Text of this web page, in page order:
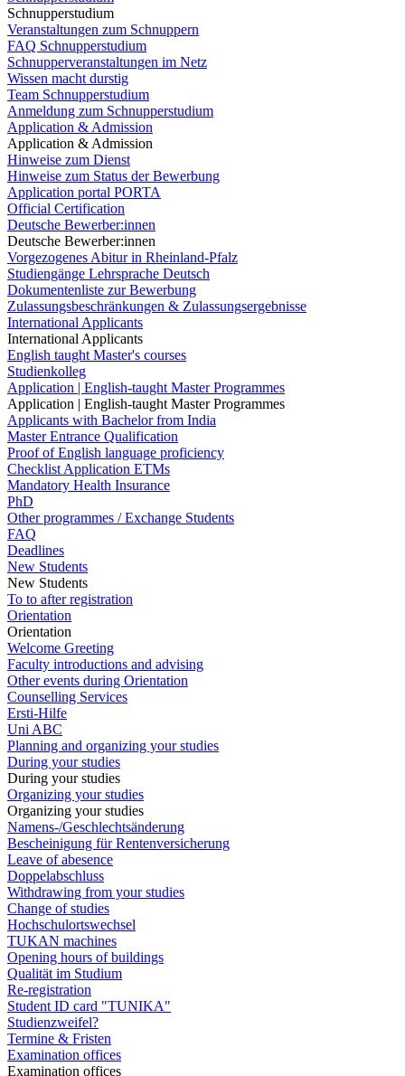
Schnupperstudium
Veranstaltungen zum Schnuppern
FAQ Schnupperstudium
Schnupperveranstaltungen im Netz
Wissen macht durstig
Team Schnupperstudium
Anmeldung zum Schnupperstudium
Application & Admission
Application & Admission
Hinweise zum Dienst
Hinweise zum Status der Bewerbung
Application portal PORTA
Official Certification
Deutsche Bewerber:innen
Deutsche Bewerber:innen
Vorgezogenes Abitur in Rheinland-Pfalz
Studiengänge Lehrsprache Deutsch
Dokumentenliste zur Bewerbung
Zulassungsbeschränkungen & Zulassungsergebnisse
International Applicants
International Applicants
English taught Master's courses
Studienkolleg
Application | English-taught Master Programmes
Application | English-taught Master Programmes
Applicants with Bachelor from India
Master Entrance Qualification
Proof of English language proficiency
Checklist Application ETMs
Mandatory Health Insurance
PhD
Other programmes / Exchange Students
FAQ
Deadlines
New Students
New Students
To to after registration
Orientation
Orientation
Welcome Greeting
Faculty introductions and advising
Other events during Orientation
Counselling Services
Ersti-Hilfe
Uni ABC
Planning and organizing your studies
During your studies
During your studies
Organizing your studies
Organizing your studies
Namens-/Geschlechtsänderung
Bescheinigung für Rentenversicherung
Leave of abesence
Doppelabschluss
Withdrawing from your studies
Change of studies
Hochschulortswechsel
TUKAN machines
Opening hours of buildings
Qualität im Studium
Re-registration
Student ID card "TUNIKA"
Studienzweifel?
Termine & Fristen
Examination offices
Examination offices